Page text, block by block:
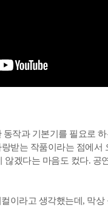
작과 기본기를 필요로
받는 작품이라는 점에서
않겠다는 마음도 컸다. 공
이라고 생각했는데, 막